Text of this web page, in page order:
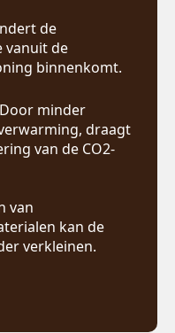
de
vanuit de
binnenkomt.
minder
draagt
van de CO2-
van
kan de
verkleinen.